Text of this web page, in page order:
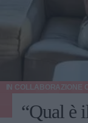
“Qual è
IN COLLABORAZIONE